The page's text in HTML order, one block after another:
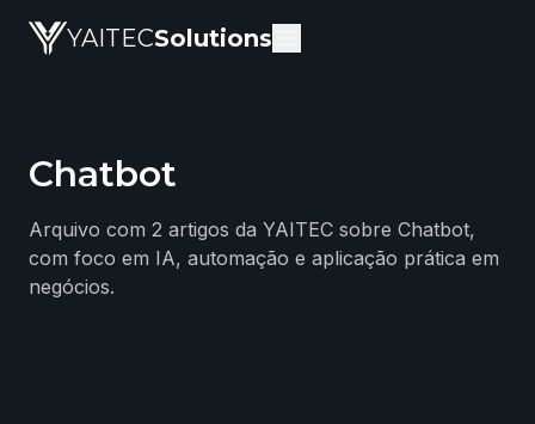
YAITECSolutions
Blog da YAITEC Solutions — artigos técnicos sobre
Chatbot
Arquivo com 2 artigos da YAITEC sobre Chatbot,
com foco em IA, automação e aplicação prática em
negócios.